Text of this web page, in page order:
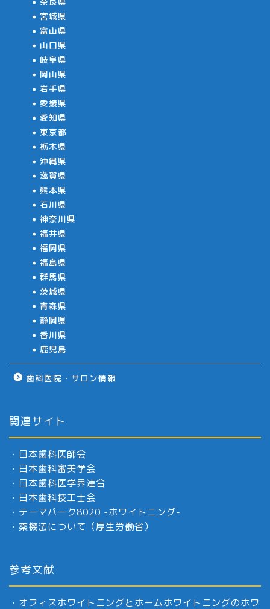
宮城県
富山県
山口県
岐阜県
岡山県
岩手県
愛媛県
愛知県
東京都
栃木県
沖縄県
滋賀県
熊本県
石川県
神奈川県
福井県
福岡県
福島県
群馬県
茨城県
青森県
静岡県
香川県
鹿児島
歯科医院・サロン情報
関連サイト
・ 日本歯科医師会
・ 日本歯科審美学会
・ 日本歯科医学界連合
・ 日本歯科技工士会
・ テーマパーク8020 -ホワイトニング-
・ 薬機法について（厚生労働省）
参考文献
・ オフィスホワイトニングとホームホワイトニングのホワ